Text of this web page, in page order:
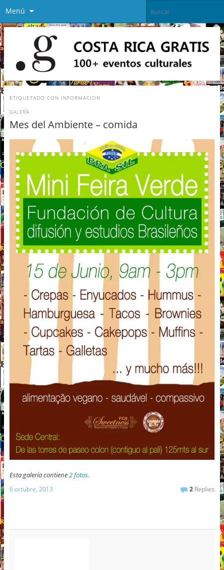
Menú
ETIQUETADO CON INFORMACION
Mes del Ambiente – comida
GALERÍA
Esta galería contiene2 fotos.
6 octubre, 2013 2 Replies